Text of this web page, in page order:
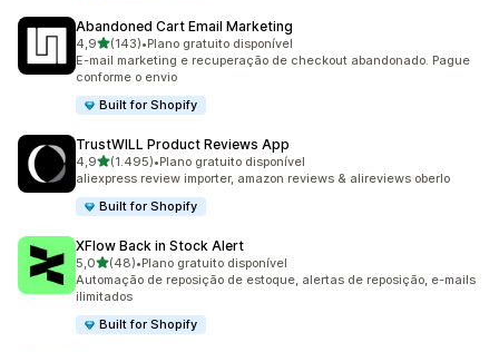
Abandoned Cart Email Marketing
4,9de 5 estrelas
(143)
143 avaliações ao todo
•Plano gratuito disponível
E-mail marketing e recuperação de checkout abandonado. Pague
conforme o envio
Built for Shopify
TrustWILL Product Reviews App
4,9de 5 estrelas
(1.495)
1495 avaliações ao todo
•Plano gratuito disponível
aliexpress review importer, amazon reviews & alireviews oberlo
Built for Shopify
XFlow Back in Stock Alert
5,0de 5 estrelas
(48)
48 avaliações ao todo
•Plano gratuito disponível
Automação de reposição de estoque, alertas de reposição, e-mails
ilimitados
Built for Shopify